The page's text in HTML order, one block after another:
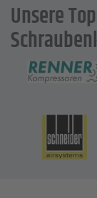
Unsere